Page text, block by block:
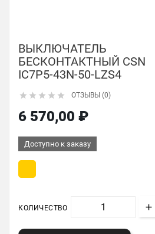
ВЫКЛЮЧАТЕЛЬ
БЕСКОНТАКТНЫЙ CSN
IC7P5-43N-50-LZS4
     ОТЗЫВЫ (0)
6 570,00 ₽
Доступно к заказу
КОЛИЧЕСТВО